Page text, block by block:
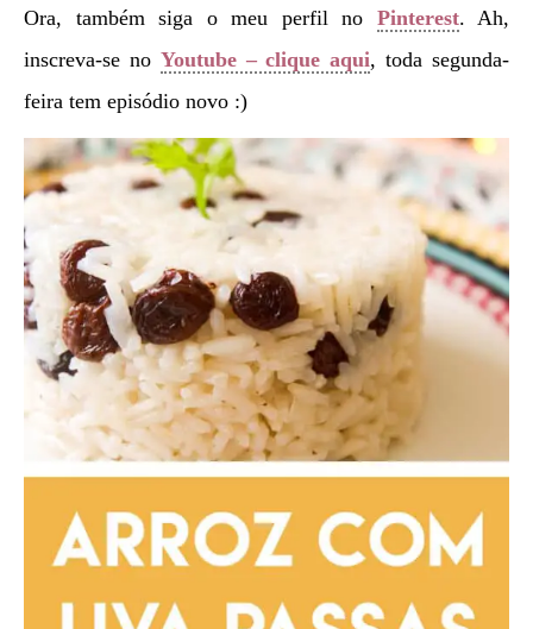
Ora, também siga o meu perfil no Pinterest. Ah,
inscreva-se no Youtube – clique aqui, toda segunda-
feira tem episódio novo :)